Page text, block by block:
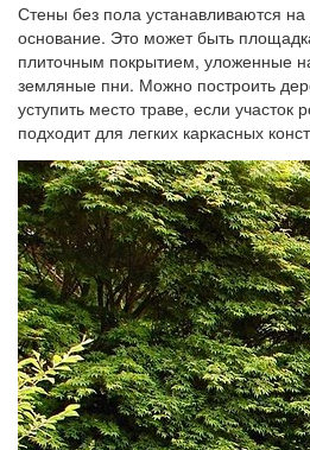
Стены без пола устанавливаются на
основание. Это может быть
плиточным покрытием, уложенные
земляные пни. Можно построить
уступить место траве, если участок
подходит для легких каркасных